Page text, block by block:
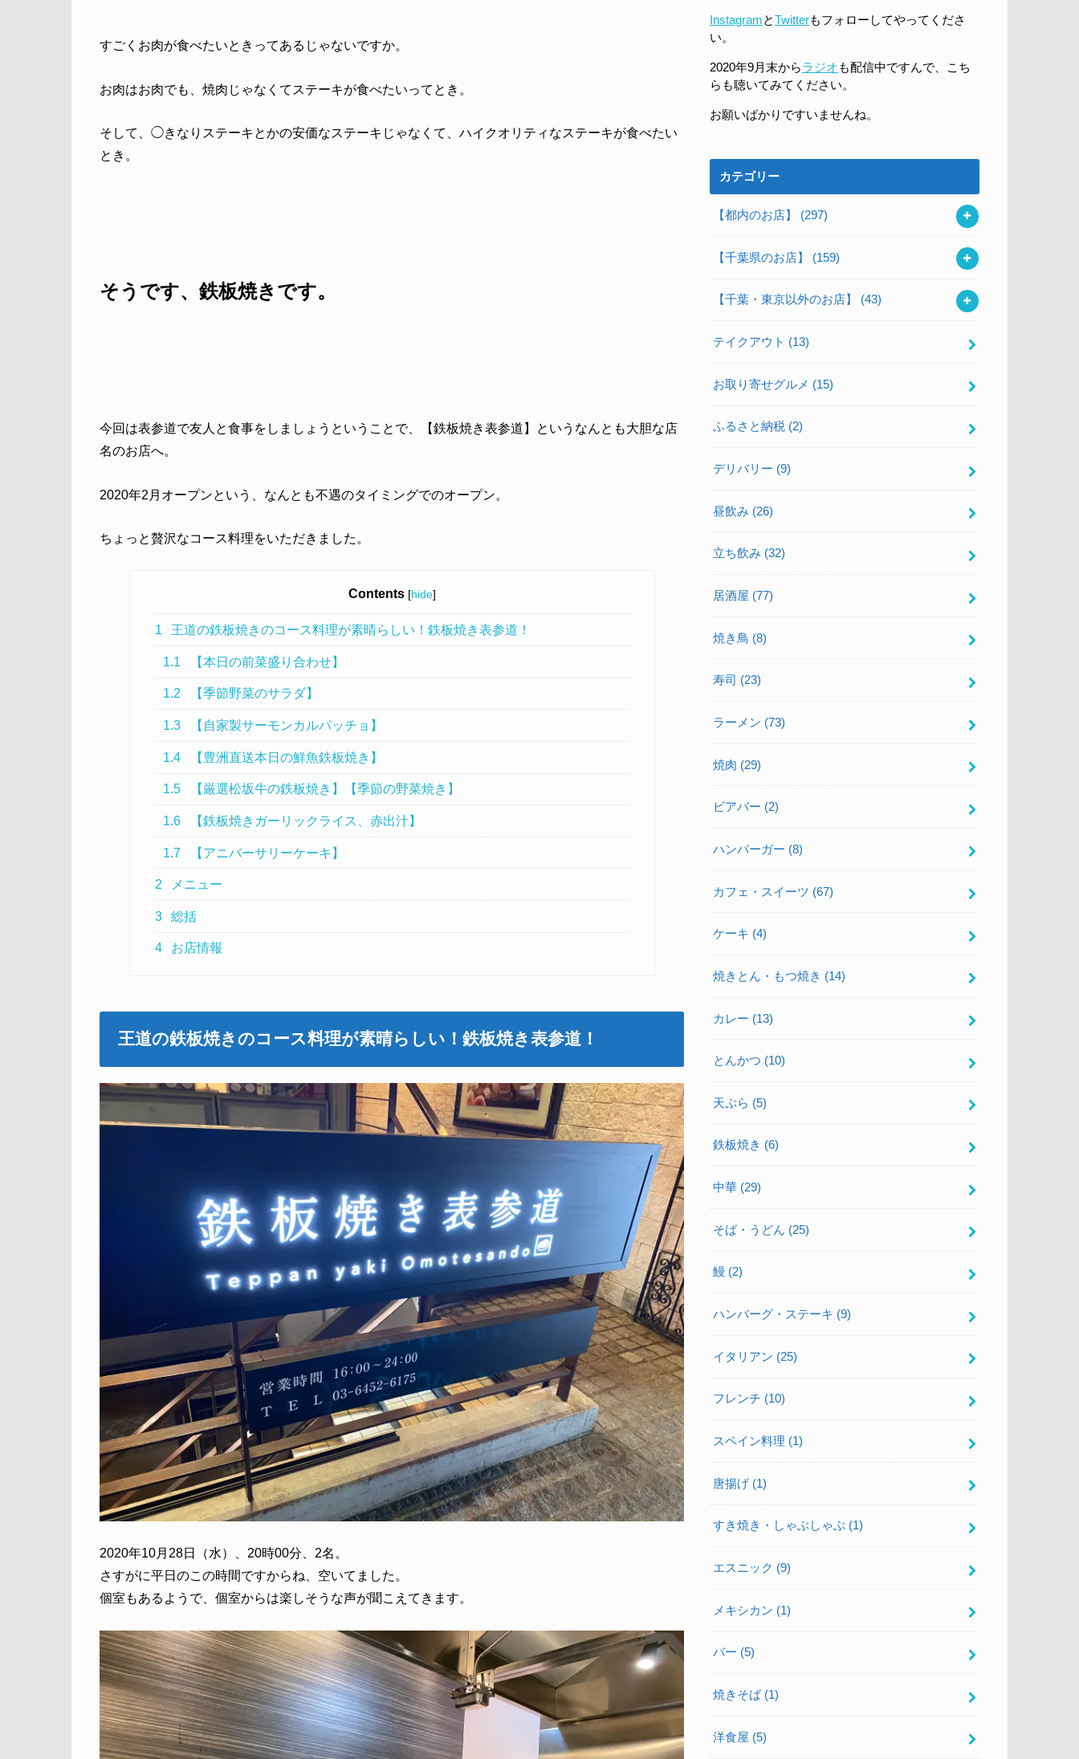
すごくお肉が食べたいときってあるじゃないですか。
お肉はお肉でも、焼肉じゃなくてステーキが食べたいってとき。
そして、◯きなりステーキとかの安価なステーキじゃなくて、ハイクオリティなステーキが食べたい
とき。
そうです、鉄板焼きです。
今回は表参道で友人と食事をしましょうということで、【鉄板焼き表参道】というなんとも大胆な店
名のお店へ。
2020年2月オープンという、なんとも不遇のタイミングでのオープン。
ちょっと贅沢なコース料理をいただきました。
Contents [hide]
1 王道の鉄板焼きのコース料理が素晴らしい！鉄板焼き表参道！
1.1 【本日の前菜盛り合わせ】
1.2 【季節野菜のサラダ】
1.3 【自家製サーモンカルパッチョ】
1.4 【豊洲直送本日の鮮魚鉄板焼き】
1.5 【厳選松坂牛の鉄板焼き】【季節の野菜焼き】
1.6 【鉄板焼きガーリックライス、赤出汁】
1.7 【アニバーサリーケーキ】
2 メニュー
3 総括
4 お店情報
王道の鉄板焼きのコース料理が素晴らしい！鉄板焼き表参道！
2020年10月28日（水）、20時00分、2名。
さすがに平日のこの時間ですからね、空いてました。
個室もあるようで、個室からは楽しそうな声が聞こえてきます。
InstagramとTwitterもフォローしてやってくださ
い。
2020年9月末からラジオも配信中ですんで、こち
らも聴いてみてください。
お願いばかりですいませんね。
カテゴリー
【都内のお店】 (297)
【千葉県のお店】 (159)
【千葉・東京以外のお店】 (43)
テイクアウト (13)
お取り寄せグルメ (15)
ふるさと納税 (2)
デリバリー (9)
昼飲み (26)
立ち飲み (32)
居酒屋 (77)
焼き鳥 (8)
寿司 (23)
ラーメン (73)
焼肉 (29)
ビアバー (2)
ハンバーガー (8)
カフェ・スイーツ (67)
ケーキ (4)
焼きとん・もつ焼き (14)
カレー (13)
とんかつ (10)
天ぷら (5)
鉄板焼き (6)
中華 (29)
そば・うどん (25)
鰻 (2)
ハンバーグ・ステーキ (9)
イタリアン (25)
フレンチ (10)
スペイン料理 (1)
唐揚げ (1)
すき焼き・しゃぶしゃぶ (1)
エスニック (9)
メキシカン (1)
バー (5)
焼きそば (1)
洋食屋 (5)